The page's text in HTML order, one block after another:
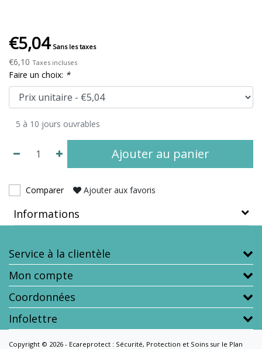
€5,04 Sans les taxes
€6,10 Taxes incluses
Faire un choix: *
5 à 10 jours ouvrables
Ajouter au panier
Comparer Ajouter aux favoris
Informations
Service à la clientèle
Mon compte
Coordonnées
Infolettre
Copyright © 2026 - Ecareprotect : Sécurité, Protection et Soins sur le Plan